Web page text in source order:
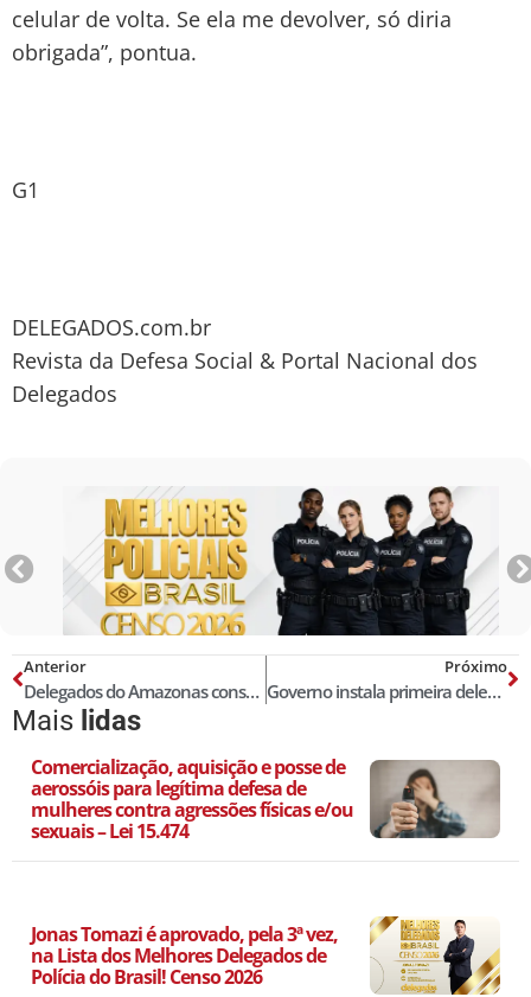
celular de volta. Se ela me devolver, só diria
obrigada”, pontua.
G1
DELEGADOS.com.br
Revista da Defesa Social & Portal Nacional dos
Delegados
Anterior
Delegados do Amazonas conseguem irredutibilidade de subsídios, inamovibilidade e vitaliciedade
Próximo
Governo instala primeira delegacia na Rocinha, Zona Sul do Rio
Mais lidas
Comercialização, aquisição e posse de
aerossóis para legítima defesa de
mulheres contra agressões físicas e/ou
sexuais – Lei 15.474
Jonas Tomazi é aprovado, pela 3ª vez,
na Lista dos Melhores Delegados de
Polícia do Brasil! Censo 2026